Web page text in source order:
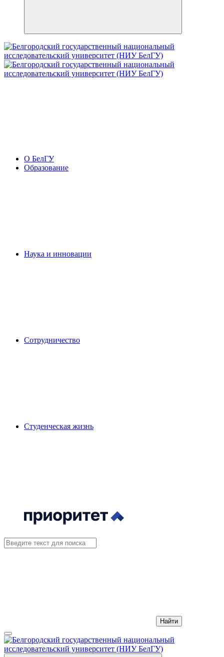
О БелГУ
Образование
Наука и инновации
Сотрудничество
Студенческая жизнь
Найти